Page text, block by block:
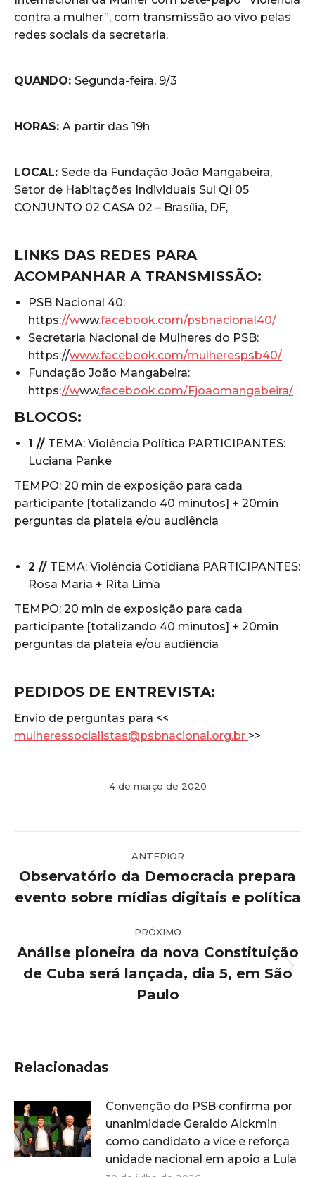
contra a mulher”, com transmissão ao vivo pelas
redes sociais da secretaria.
QUANDO: Segunda-feira, 9/3
HORAS: A partir das 19h
LOCAL: Sede da Fundação João Mangabeira,
Setor de Habitações Individuais Sul QI 05
CONJUNTO 02 CASA 02 – Brasília, DF,
LINKS DAS REDES PARA
ACOMPANHAR A TRANSMISSÃO:
PSB Nacional 40:
https://www.facebook.com/psbnacional40/
Secretaria Nacional de Mulheres do PSB:
https://www.facebook.com/mulherespsb40/
Fundação João Mangabeira:
https://www.facebook.com/Fjoaomangabeira/
BLOCOS:
1 // TEMA: Violência Política PARTICIPANTES:
Luciana Panke
TEMPO: 20 min de exposição para cada
participante [totalizando 40 minutos] + 20min
perguntas da plateia e/ou audiência
2 // TEMA: Violência Cotidiana PARTICIPANTES:
Rosa Maria + Rita Lima
TEMPO: 20 min de exposição para cada
participante [totalizando 40 minutos] + 20min
perguntas da plateia e/ou audiência
PEDIDOS DE ENTREVISTA:
Envio de perguntas para <<
mulheressocialistas@psbnacional.org.br >>
4 de março de 2020
de
post:
ANTERIOR
anterior:
Observatório da Democracia prepara
evento sobre mídias digitais e política
PRÓXIMO
Próximo
post:
Análise pioneira da nova Constituição
de Cuba será lançada, dia 5, em São
Paulo
Relacionadas
Convenção do PSB confirma por
unanimidade Geraldo Alckmin
como candidato a vice e reforça
unidade nacional em apoio a Lula